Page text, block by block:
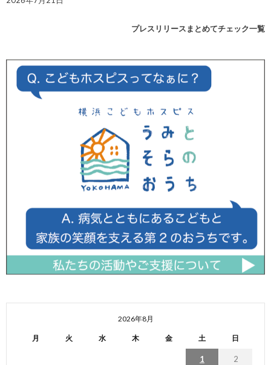
プレスリリースまとめてチェック一覧
2026年8月
月 火 水 木 金 土 日
1 2